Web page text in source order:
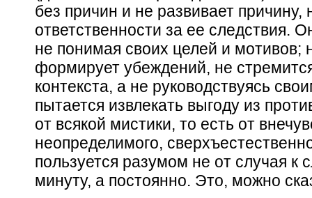
без причин и не развивает причину,
ответственности за ее следствия.
не понимая своих целей и
формирует убеждений, не
контекста, а не руководствуясь
пытается извлекать выгоду из
от всякой мистики, то есть от
неопределимого,
пользуется разумом не от случая к
минуту, а постоянно. Это, можно